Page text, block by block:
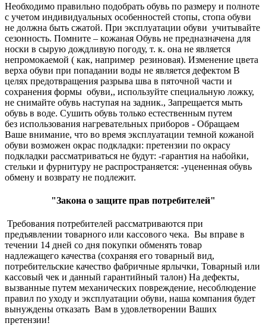
Необходимо правильно подобрать обувь по размеру и полноте
с учетом индивидуальных особенностей стопы, стопа обуви
не должна быть сжатой. При эксплуатации обуви учитывайте
сезонность. Помните – кожаная Обувь не предназначена для
носки в сырую дождливую погоду, т. к. она не является
непромокаемой ( как, например резиновая). Изменение цвета
верха обуви при попадании воды не является дефектом В
целях предотвращения разрыва шва в пяточной части и
сохранения формы обуви,, используйте специальную ложку,
не снимайте обувь наступая на задник., Запрещается мыть
обувь в воде. Сушить обувь только естественным путем
без использования нагревательных приборов - Обращаем
Ваше внимание, что во время эксплуатации темной кожаной
обуви возможен окрас подкладки: претензии по окрасу
подкладки рассматриваться не будут: -гарантия на набойки,
стельки и фурнитуру не распространяется: -уцененная обувь
обмену и возврату не подлежит.
"Закона о защите прав потребителей"
Требования потребителей рассматриваются при
предъявлении товарного или кассового чека. Вы вправе в
течении 14 дней со дня покупки обменять товар
надлежащего качества (сохраняя его товарный вид,
потребительские качество фабричные ярлычки, Товарный или
кассовый чек и данный гарантийный талон) На дефекты,
вызванные путем механических повреждение, несоблюдение
правил по уходу и эксплуатации обуви, наша компания будет
вынуждены отказать Вам в удовлетворении Ваших
претензии!